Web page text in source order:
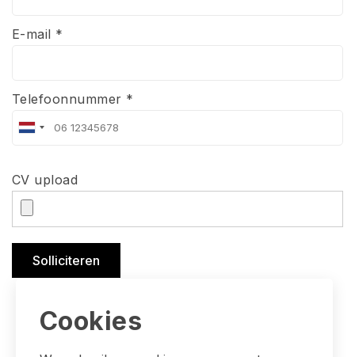
Cookies
E-mail *
Telefoonnummer *
CV upload
Solliciteren